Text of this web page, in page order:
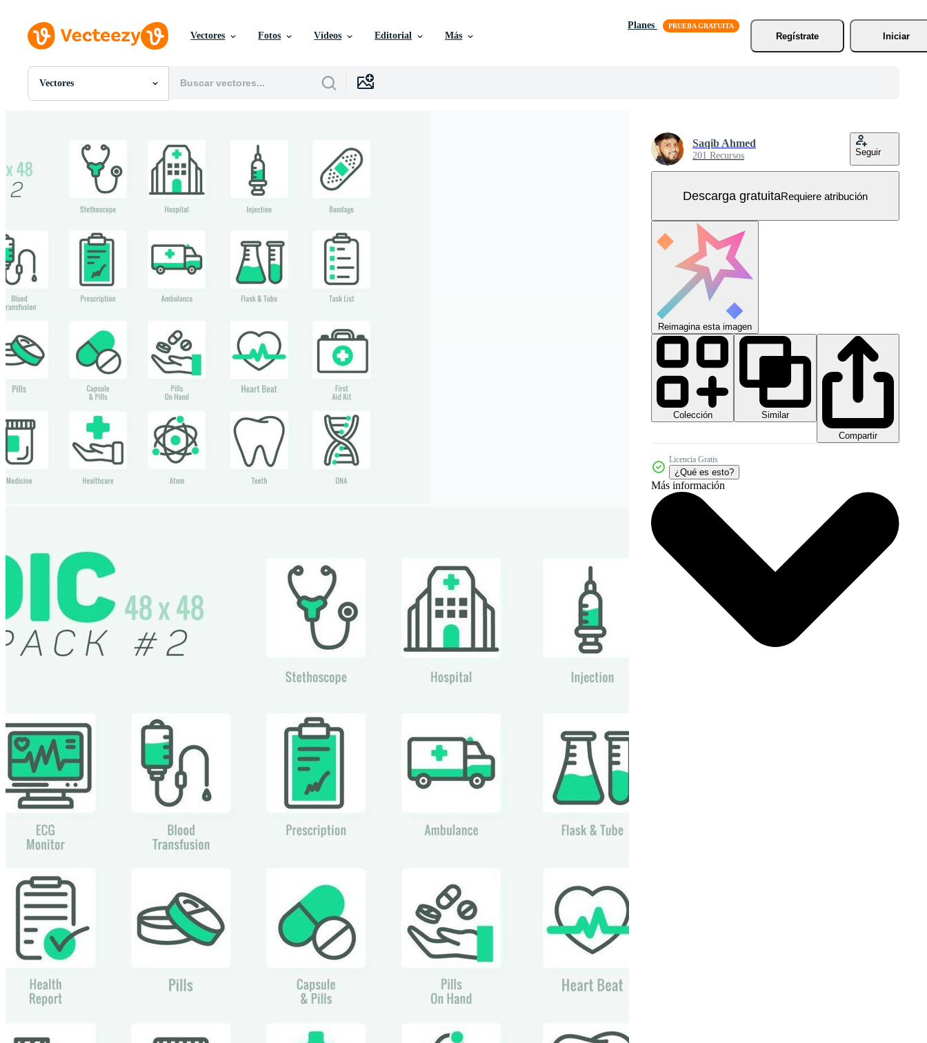
Vectores Fotos Vídeos Editorial Más
Planes
Regístrate
Iniciar
Vectores
Todas Imágenes
Plantillas
Gráficos en Movimiento
Eventos Editoriales
Saqib Ahmed
201 Recursos Seguir
Descarga gratuitaRequiere atribución
Reimagina esta imagen
Colección
Similar
Compartir
Licencia Gratis
¿Qué es esto?
Más información